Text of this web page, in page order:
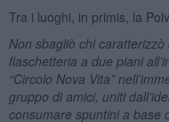
Tra i luoghi, in primis, la
Non sbagliò chi
fiaschetteria a due piani
“Circolo Nova Vita”
gruppo di amici, uniti
consumare spuntini a base